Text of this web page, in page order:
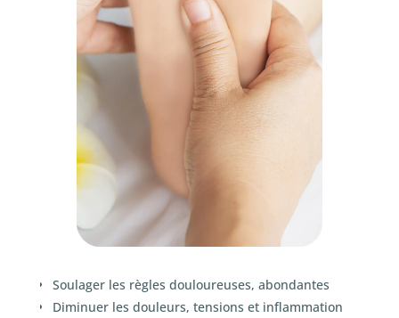
Soulager les règles douloureuses, abondantes
Diminuer les douleurs, tensions et inflammation